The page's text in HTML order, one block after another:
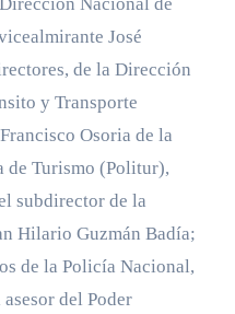
José
de la Dirección
y Transporte
Osoria de la
de Turismo (Politur),
subdirector de la
Hilario Guzmán Badía;
de la Policía Nacional,
del Poder